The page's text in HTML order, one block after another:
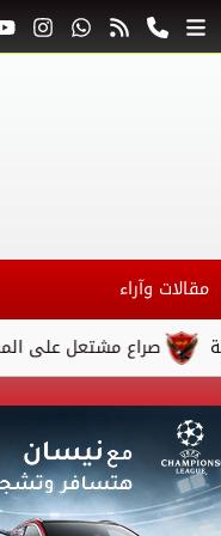
مقالات وآراء
صراع مشتعل على المقعد